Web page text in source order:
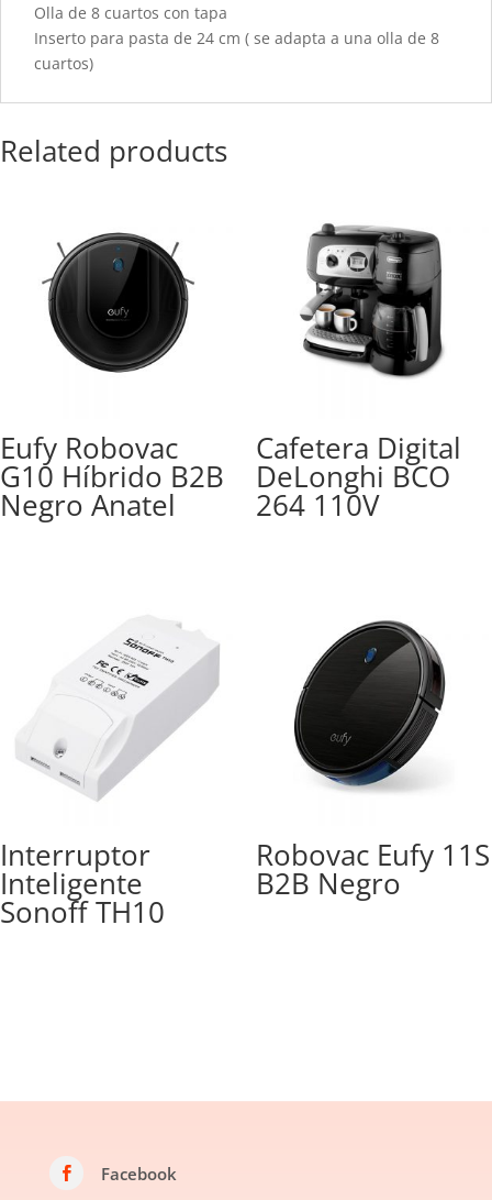
Olla de 8 cuartos con tapa
Inserto para pasta de 24 cm ( se adapta a una olla de 8
cuartos)
Related products
Eufy Robovac
G10 Híbrido B2B
Negro Anatel
Cafetera Digital
DeLonghi BCO
264 110V
Interruptor
Inteligente
Sonoff TH10
Robovac Eufy 11S
B2B Negro
 Facebook